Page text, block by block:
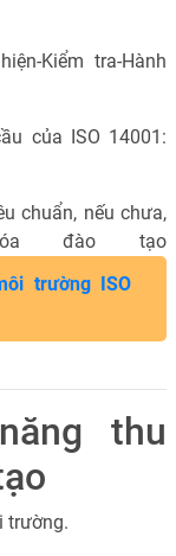
Kiểm tra-Hành
của ISO 14001:
chuẩn, nếu chưa,
đào tạo
trường ISO
thu
trường.